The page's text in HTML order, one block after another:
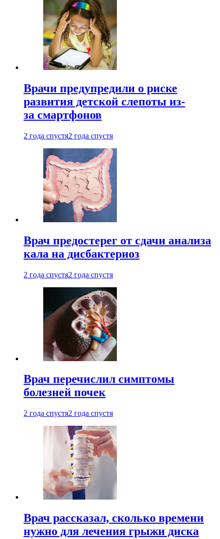
Врачи предупредили о риске
развития детской слепоты из-
за смартфонов
2 года спустя2 года спустя
Врач предостерег от сдачи анализа
кала на дисбактериоз
2 года спустя2 года спустя
Врач перечислил симптомы
болезней почек
2 года спустя2 года спустя
Врач рассказал, сколько времени
нужно для лечения грыжи диска